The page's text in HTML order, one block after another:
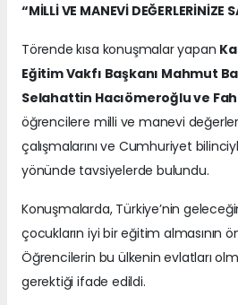
“MİLLİ VE MANEVİ DEĞERLERİNİZE
Törende kısa konuşmalar yapan
Eğitim Vakfı Başkanı Mahmut
Selahattin Hacıömeroğlu ve
öğrencilere milli ve manevi
çalışmalarını ve Cumhuriyet
yönünde tavsiyelerde bulundu.
Konuşmalarda, Türkiye’nin
çocukların iyi bir eğitim almasının
Öğrencilerin bu ülkenin evlatları
gerektiği ifade edildi.